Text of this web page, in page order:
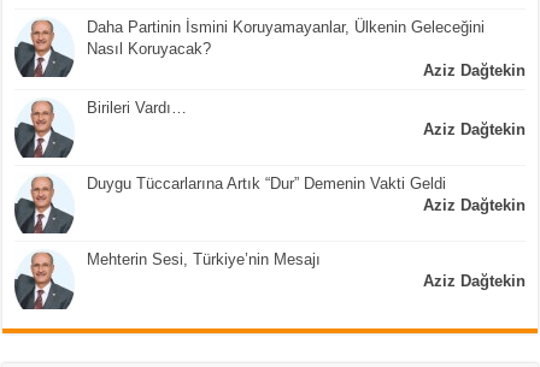
Daha Partinin İsmini Koruyamayanlar, Ülkenin Geleceğini
Nasıl Koruyacak?
Aziz Dağtekin
Birileri Vardı…
Aziz Dağtekin
Duygu Tüccarlarına Artık “Dur” Demenin Vakti Geldi
Aziz Dağtekin
Mehterin Sesi, Türkiye’nin Mesajı
Aziz Dağtekin